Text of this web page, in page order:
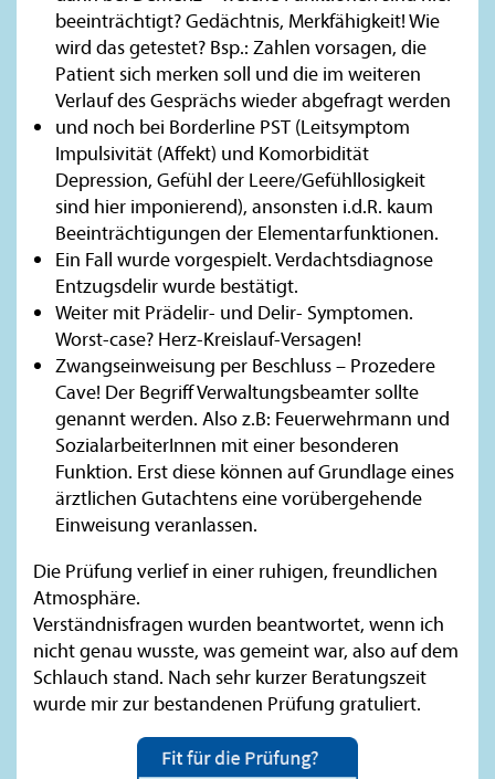
beeinträchtigt? Gedächtnis, Merkfähigkeit! Wie
wird das getestet? Bsp.: Zahlen vorsagen, die
Patient sich merken soll und die im weiteren
Verlauf des Gesprächs wieder abgefragt werden
und noch bei Borderline PST (Leitsymptom
Impulsivität (Affekt) und Komorbidität
Depression, Gefühl der Leere/Gefühllosigkeit
sind hier imponierend), ansonsten i.d.R. kaum
Beeinträchtigungen der Elementarfunktionen.
Ein Fall wurde vorgespielt. Verdachtsdiagnose
Entzugsdelir wurde bestätigt.
Weiter mit Prädelir- und Delir- Symptomen.
Worst-case? Herz-Kreislauf-Versagen!
Zwangseinweisung per Beschluss – Prozedere
Cave! Der Begriff Verwaltungsbeamter sollte
genannt werden. Also z.B: Feuerwehrmann und
SozialarbeiterInnen mit einer besonderen
Funktion. Erst diese können auf Grundlage eines
ärztlichen Gutachtens eine vorübergehende
Einweisung veranlassen.
Die Prüfung verlief in einer ruhigen, freundlichen
Atmosphäre.
Verständnisfragen wurden beantwortet, wenn ich
nicht genau wusste, was gemeint war, also auf dem
Schlauch stand. Nach sehr kurzer Beratungszeit
wurde mir zur bestandenen Prüfung gratuliert.